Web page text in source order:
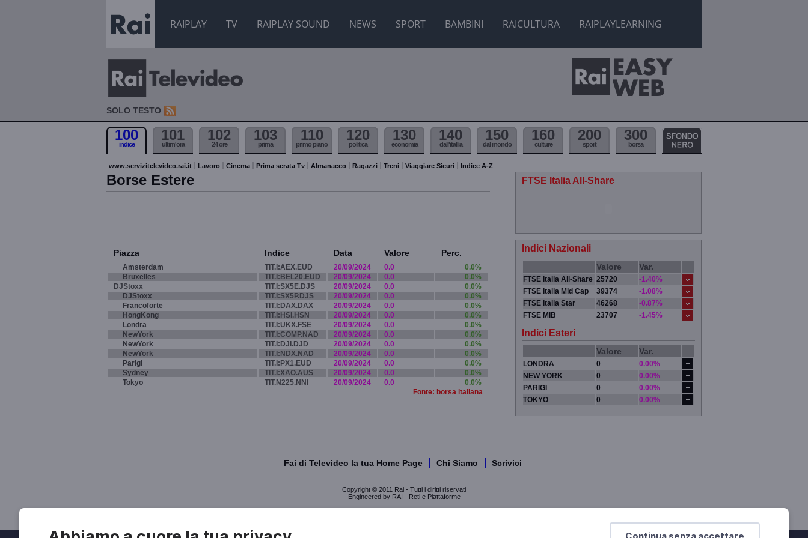
RAIPLAY TV RAIPLAY SOUND NEWS SPORT BAMBINI RAICULTURA RAIPLAYLEARNING
Continua senza accettare
SOLO TESTO
100
indice
101
ultim'ora
102
24 ore
103
prima
110
primo piano
120
politica
130
economia
140
dall'itallia
150
dal mondo
160
culture
200
sport
300
borsa
www.servizitelevideo.rai.it Lavoro Cinema Prima serata Tv Almanacco Ragazzi Treni Viaggiare Sicuri Indice A-Z
Borse Estere
Piazza Indice Data Valore Perc.
Amsterdam TIT.I:AEX.EUD 20/09/2024 0.0
0.0%
Bruxelles
TIT.I:BEL20.EUD 20/09/2024 0.0
0.0%
DJStoxx
TIT.I:SX5E.DJS 20/09/2024 0.0
0.0%
DJStoxx
TIT.I:SX5P.DJS 20/09/2024 0.0
0.0%
Francoforte
TIT.I:DAX.DAX 20/09/2024 0.0
0.0%
HongKong
TIT.I:HSI.HSN 20/09/2024 0.0
0.0%
Londra
TIT.I:UKX.FSE 20/09/2024 0.0
0.0%
NewYork
TIT.I:COMP.NAD 20/09/2024 0.0
0.0%
NewYork
TIT.I:DJI.DJD 20/09/2024 0.0
0.0%
NewYork
TIT.I:NDX.NAD 20/09/2024 0.0
0.0%
Parigi
TIT.I:PX1.EUD 20/09/2024 0.0
0.0%
Sydney
TIT.I:XAO.AUS 20/09/2024 0.0
0.0%
Tokyo
TIT.N225.NNI 20/09/2024 0.0
0.0%
Fonte: borsa italiana
FTSE Italia All-Share
Indici Nazionali
Valore Var.
FTSE Italia All-Share 25720
-1.40%
FTSE Italia Mid Cap
39374
-1.08%
FTSE Italia Star
46268
-0.87%
FTSE MIB
23707 -1.45%
Indici Esteri
Valore Var.
LONDRA 0
0.00%
NEW YORK
0
0.00%
PARIGI
0
0.00%
TOKYO
0 0.00%
Fai di Televideo la tua Home Page Chi Siamo Scrivici
Copyright © 2011 Rai - Tutti i diritti riservati
Engineered by RAI - Reti e Piattaforme